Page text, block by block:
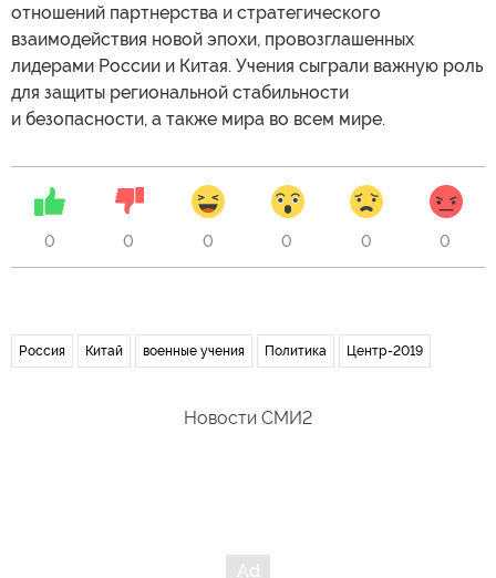
отношений партнерства и стратегического
взаимодействия новой эпохи, провозглашенных
лидерами России и Китая. Учения сыграли важную роль
для защиты региональной стабильности
и безопасности, а также мира во всем мире.
0 0 0 0 0 0
Россия Китай военные учения Политика Центр-2019
Новости СМИ2